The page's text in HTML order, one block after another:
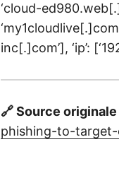
‘cloud-
inc[.]com’], ‘ip’:
🔗 Source originale
phishing-to-